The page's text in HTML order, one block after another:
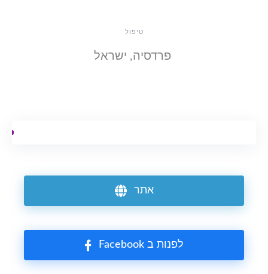
טיפול
פרדסיה, ישראל
אתר
Facebook לפנות ב